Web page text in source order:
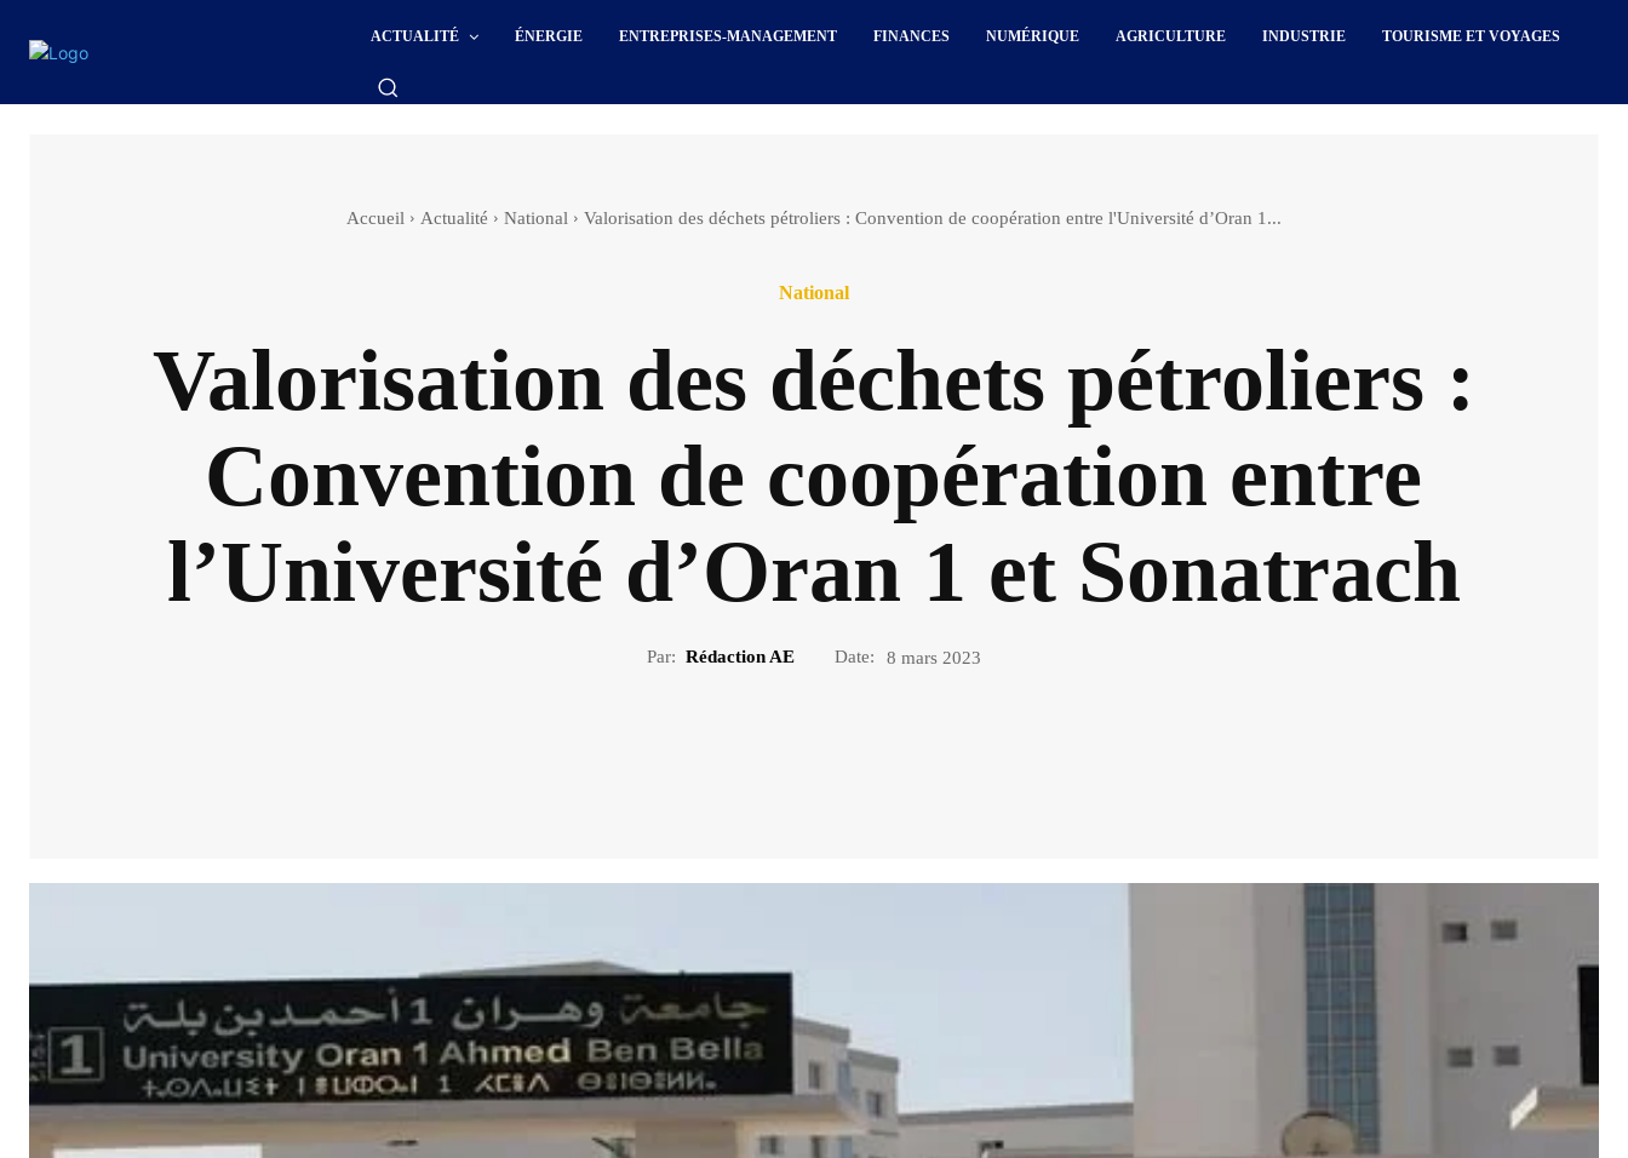
ACTUALITÉ ÉNERGIE ENTREPRISES-MANAGEMENT FINANCES NUMÉRIQUE AGRICULTURE INDUSTRIE TOURISME ET VOYAGES
Accueil Actualité National Valorisation des déchets pétroliers : Convention de coopération entre l'Université d’Oran 1...
National
Valorisation des déchets pétroliers :
Convention de coopération entre
l’Université d’Oran 1 et Sonatrach
Par: Rédaction AE Date: 8 mars 2023